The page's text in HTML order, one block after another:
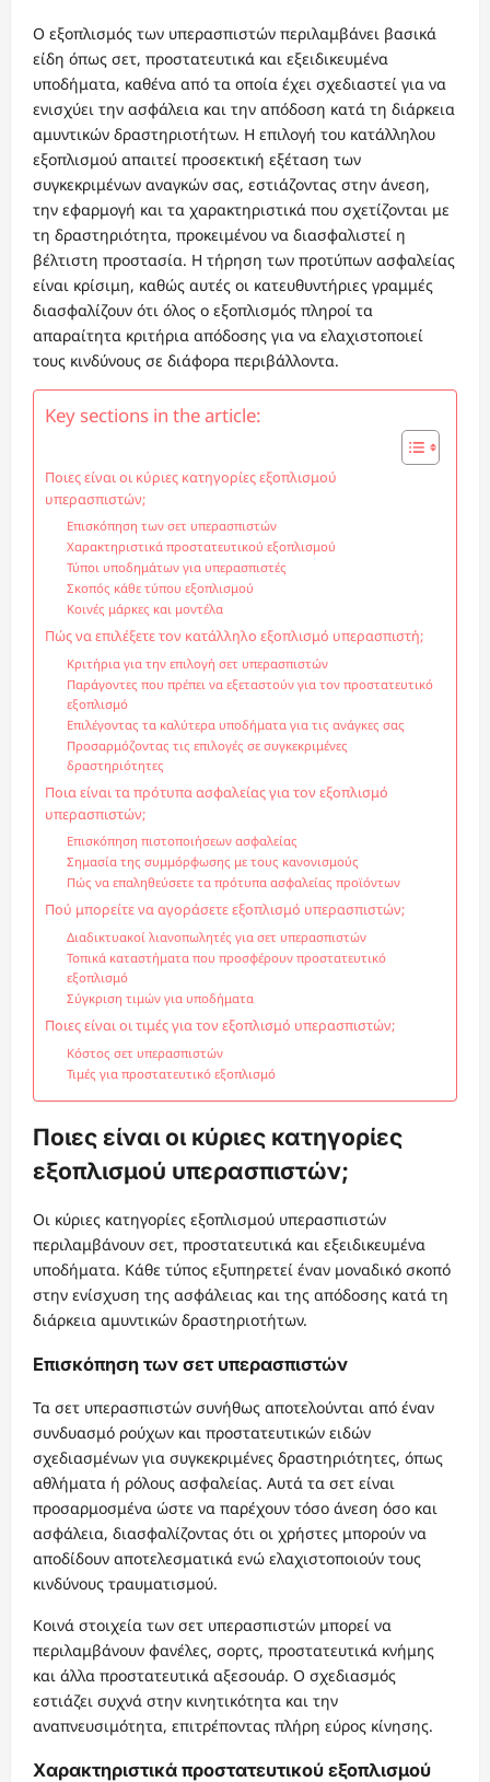
Ο εξοπλισμός των υπερασπιστών περιλαμβάνει βασικά
είδη όπως σετ, προστατευτικά και εξειδικευμένα
υποδήματα, καθένα από τα οποία έχει σχεδιαστεί για να
ενισχύει την ασφάλεια και την απόδοση κατά τη διάρκεια
αμυντικών δραστηριοτήτων. Η επιλογή του κατάλληλου
εξοπλισμού απαιτεί προσεκτική εξέταση των
συγκεκριμένων αναγκών σας, εστιάζοντας στην άνεση,
την εφαρμογή και τα χαρακτηριστικά που σχετίζονται με
τη δραστηριότητα, προκειμένου να διασφαλιστεί η
βέλτιστη προστασία. Η τήρηση των προτύπων ασφαλείας
είναι κρίσιμη, καθώς αυτές οι κατευθυντήριες γραμμές
διασφαλίζουν ότι όλος ο εξοπλισμός πληροί τα
απαραίτητα κριτήρια απόδοσης για να ελαχιστοποιεί
τους κινδύνους σε διάφορα περιβάλλοντα.
Key sections in the article:
Ποιες είναι οι κύριες κατηγορίες εξοπλισμού
υπερασπιστών;
Επισκόπηση των σετ υπερασπιστών
Χαρακτηριστικά προστατευτικού εξοπλισμού
Τύποι υποδημάτων για υπερασπιστές
Σκοπός κάθε τύπου εξοπλισμού
Κοινές μάρκες και μοντέλα
Πώς να επιλέξετε τον κατάλληλο εξοπλισμό υπερασπιστή;
Κριτήρια για την επιλογή σετ υπερασπιστών
Παράγοντες που πρέπει να εξεταστούν για τον προστατευτικό
εξοπλισμό
Επιλέγοντας τα καλύτερα υποδήματα για τις ανάγκες σας
Προσαρμόζοντας τις επιλογές σε συγκεκριμένες
δραστηριότητες
Ποια είναι τα πρότυπα ασφαλείας για τον εξοπλισμό
υπερασπιστών;
Επισκόπηση πιστοποιήσεων ασφαλείας
Σημασία της συμμόρφωσης με τους κανονισμούς
Πώς να επαληθεύσετε τα πρότυπα ασφαλείας προϊόντων
Πού μπορείτε να αγοράσετε εξοπλισμό υπερασπιστών;
Διαδικτυακοί λιανοπωλητές για σετ υπερασπιστών
Τοπικά καταστήματα που προσφέρουν προστατευτικό
εξοπλισμό
Σύγκριση τιμών για υποδήματα
Ποιες είναι οι τιμές για τον εξοπλισμό υπερασπιστών;
Κόστος σετ υπερασπιστών
Τιμές για προστατευτικό εξοπλισμό
Ποιες είναι οι κύριες κατηγορίες
εξοπλισμού υπερασπιστών;
Οι κύριες κατηγορίες εξοπλισμού υπερασπιστών
περιλαμβάνουν σετ, προστατευτικά και εξειδικευμένα
υποδήματα. Κάθε τύπος εξυπηρετεί έναν μοναδικό σκοπό
στην ενίσχυση της ασφάλειας και της απόδοσης κατά τη
διάρκεια αμυντικών δραστηριοτήτων.
Επισκόπηση των σετ υπερασπιστών
Τα σετ υπερασπιστών συνήθως αποτελούνται από έναν
συνδυασμό ρούχων και προστατευτικών ειδών
σχεδιασμένων για συγκεκριμένες δραστηριότητες, όπως
αθλήματα ή ρόλους ασφαλείας. Αυτά τα σετ είναι
προσαρμοσμένα ώστε να παρέχουν τόσο άνεση όσο και
ασφάλεια, διασφαλίζοντας ότι οι χρήστες μπορούν να
αποδίδουν αποτελεσματικά ενώ ελαχιστοποιούν τους
κινδύνους τραυματισμού.
Κοινά στοιχεία των σετ υπερασπιστών μπορεί να
περιλαμβάνουν φανέλες, σορτς, προστατευτικά κνήμης
και άλλα προστατευτικά αξεσουάρ. Ο σχεδιασμός
εστιάζει συχνά στην κινητικότητα και την
αναπνευσιμότητα, επιτρέποντας πλήρη εύρος κίνησης.
Χαρακτηριστικά προστατευτικού εξοπλισμού